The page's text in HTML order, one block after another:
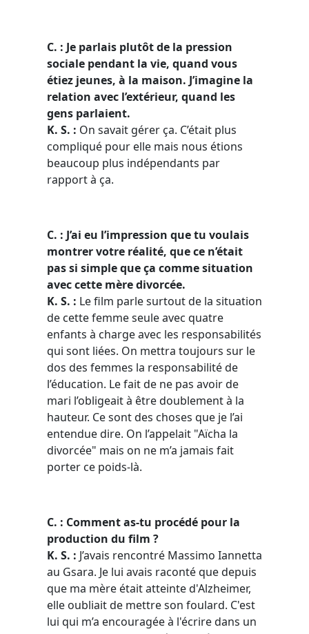
C. : Je parlais plutôt de la pression
sociale pendant la vie, quand vous
étiez jeunes, à la maison. J’imagine la
relation avec l’extérieur, quand les
gens parlaient.
K. S. : On savait gérer ça. C’était plus
compliqué pour elle mais nous étions
beaucoup plus indépendants par
rapport à ça.
C. : J’ai eu l’impression que tu voulais
montrer votre réalité, que ce n’était
pas si simple que ça comme situation
avec cette mère divorcée.
K. S. : Le film parle surtout de la situation
de cette femme seule avec quatre
enfants à charge avec les responsabilités
qui sont liées. On mettra toujours sur le
dos des femmes la responsabilité de
l’éducation. Le fait de ne pas avoir de
mari l’obligeait à être doublement à la
hauteur. Ce sont des choses que je l’ai
entendue dire. On l’appelait "Aïcha la
divorcée" mais on ne m’a jamais fait
porter ce poids-là.
C. : Comment as-tu procédé pour la
production du film ?
K. S. : J’avais rencontré Massimo Iannetta
au Gsara. Je lui avais raconté que depuis
que ma mère était atteinte d'Alzheimer,
elle oubliait de mettre son foulard. C'est
lui qui m’a encouragée à l'écrire dans un